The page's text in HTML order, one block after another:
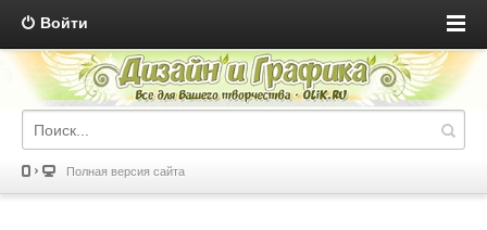
Войти
Полная версия сайта